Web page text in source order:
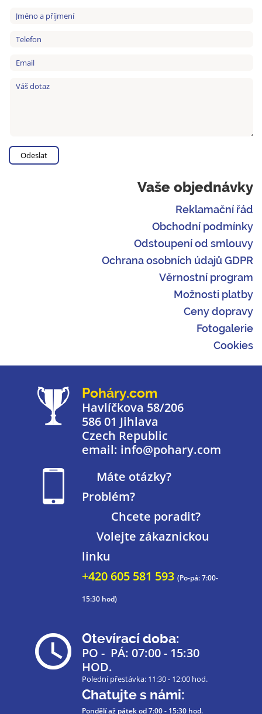
Vaše objednávky
Reklamační řád
Obchodní podmínky
Odstoupení od smlouvy
Ochrana osobních údajů GDPR
Věrnostní program
Možnosti platby
Ceny dopravy
Fotogalerie
Cookies
Poháry.com
Havlíčkova 58/206
586 01 Jihlava
Czech Republic
email: info@pohary.com
Máte otázky?
Problém?
Chcete poradit?
Volejte zákaznickou
linku
+420 605 581 593 (Po-pá: 7:00-
15:30 hod)
Otevírací doba:
PO - PÁ: 07:00 - 15:30
HOD.
Polední přestávka: 11:30 - 12:00 hod.
Chatujte s námi:
Pondělí až pátekod 7:00 - 15:30 hod.